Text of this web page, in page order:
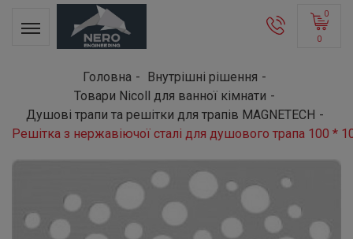
0
0
Головна
Внутрішні рішення
Товари Nicoll для ванної кімнати
Душові трапи та решітки для трапів MAGNETECH
Решітка з нержавіючої сталі для душового трапа 100 *